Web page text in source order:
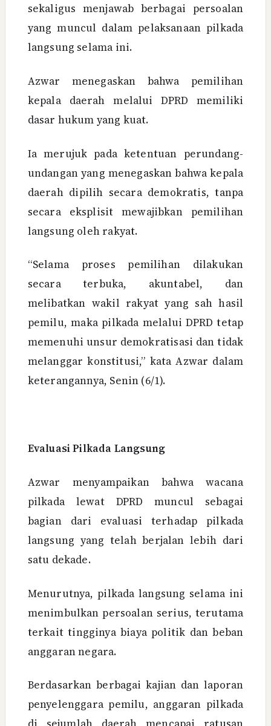
sekaligus menjawab berbagai persoalan
yang muncul dalam pelaksanaan pilkada
langsung selama ini.
Azwar menegaskan bahwa pemilihan
kepala daerah melalui DPRD memiliki
dasar hukum yang kuat.
Ia merujuk pada ketentuan perundang-
undangan yang menegaskan bahwa kepala
daerah dipilih secara demokratis, tanpa
secara eksplisit mewajibkan pemilihan
langsung oleh rakyat.
“Selama proses pemilihan dilakukan
secara terbuka, akuntabel, dan
melibatkan wakil rakyat yang sah hasil
pemilu, maka pilkada melalui DPRD tetap
memenuhi unsur demokratisasi dan tidak
melanggar konstitusi,” kata Azwar dalam
keterangannya, Senin (6/1).
Evaluasi Pilkada Langsung
Azwar menyampaikan bahwa wacana
pilkada lewat DPRD muncul sebagai
bagian dari evaluasi terhadap pilkada
langsung yang telah berjalan lebih dari
satu dekade.
Menurutnya, pilkada langsung selama ini
menimbulkan persoalan serius, terutama
terkait tingginya biaya politik dan beban
anggaran negara.
Berdasarkan berbagai kajian dan laporan
penyelenggara pemilu, anggaran pilkada